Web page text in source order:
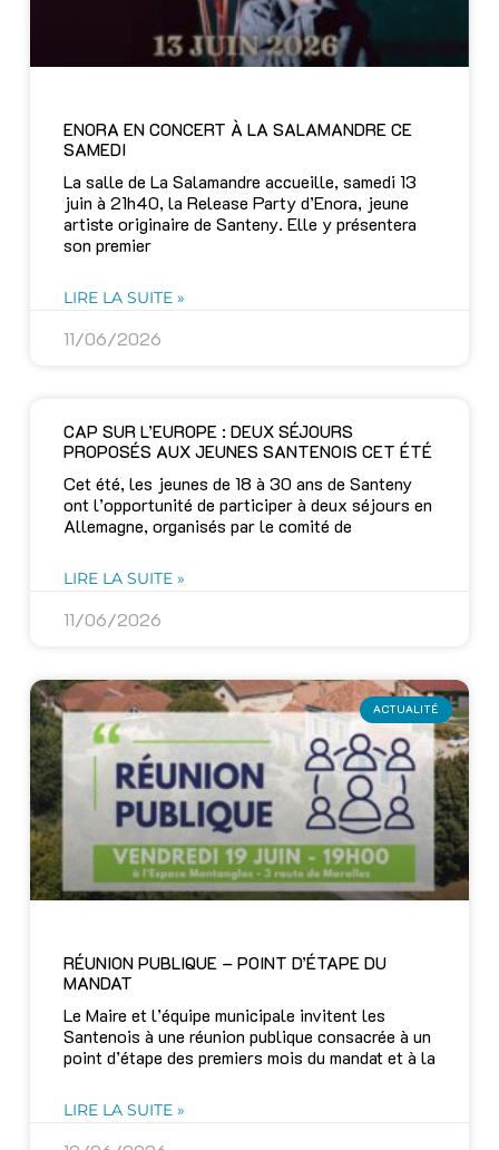
ENORA EN CONCERT À LA SALAMANDRE CE
SAMEDI
La salle de La Salamandre accueille, samedi 13
juin à 21h40, la Release Party d’Enora, jeune
artiste originaire de Santeny. Elle y présentera
son premier
LIRE LA SUITE »
11/06/2026
CAP SUR L’EUROPE : DEUX SÉJOURS
PROPOSÉS AUX JEUNES SANTENOIS CET ÉTÉ
Cet été, les jeunes de 18 à 30 ans de Santeny
ont l’opportunité de participer à deux séjours en
Allemagne, organisés par le comité de
LIRE LA SUITE »
11/06/2026
ACTUALITÉ
RÉUNION PUBLIQUE – POINT D’ÉTAPE DU
MANDAT
Le Maire et l’équipe municipale invitent les
Santenois à une réunion publique consacrée à un
point d’étape des premiers mois du mandat et à la
LIRE LA SUITE »